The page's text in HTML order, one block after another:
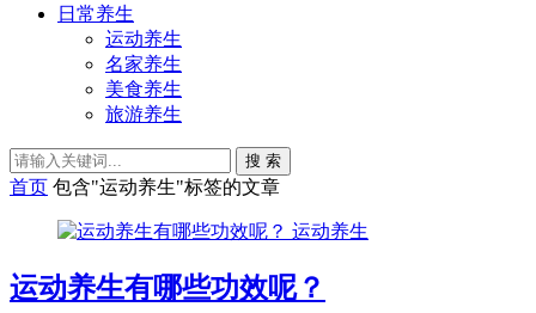
日常养生
运动养生
名家养生
美食养生
旅游养生
搜 索
首页 包含"运动养生"标签的文章
运动养生
运动养生有哪些功效呢？